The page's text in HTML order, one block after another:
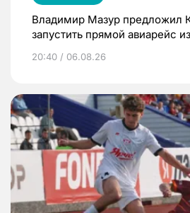
Владимир Мазур предложил
запустить прямой авиарейс
20:40 / 06.08.26